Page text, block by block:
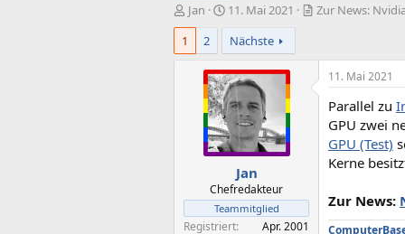
E
r
t
Jan
E
r
s
t
e
l
l
t
a
m
11. Mai 2021
Zur News:
1
2 Nächste
Jan
Chefredakteur
Teammitglied
Registriert
Apr. 2001
11. Mai 2021
Parallel zu
GPU zwei
GPU (Test)
Kerne
Zur News: